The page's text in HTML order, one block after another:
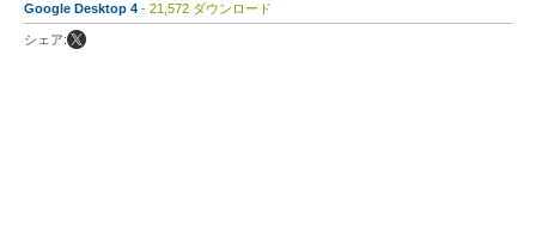
Google Desktop 4 - 21,572 ダウンロード
シェア: